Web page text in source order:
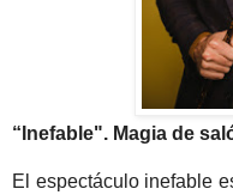
“Inefable". Magia de
El espectáculo inefable